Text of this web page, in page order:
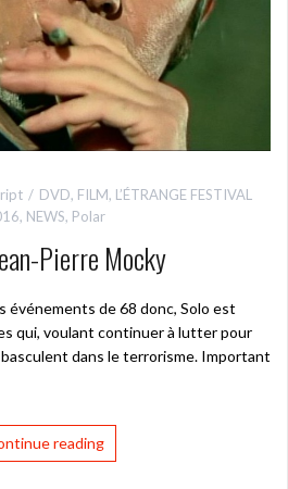
DVD, FILM, L’ÉTRANGE FESTIVAL
, NEWS, Polar
Pierre Mocky
événements de 68 donc, Solo est
qui, voulant continuer à lutter pour
dans le terrorisme. Important
reading